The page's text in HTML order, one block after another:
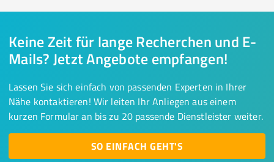
Keine Zeit für lange Recherchen und E-
Mails? Jetzt Angebote empfangen!
Lassen Sie sich einfach von passenden Experten in Ihrer
Nähe kontaktieren! Wir leiten Ihr Anliegen aus einem
kurzen Formular an bis zu 20 passende Dienstleister weiter.
SO EINFACH GEHT'S